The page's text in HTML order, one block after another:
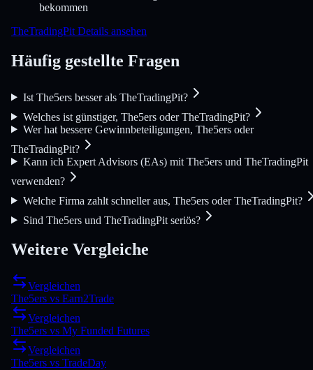
bekommen
TheTradingPit Details ansehen
Häufig gestellte Fragen
Ist The5ers besser als TheTradingPit?
Welches ist günstiger, The5ers oder TheTradingPit?
Wer hat bessere Gewinnbeteiligungen, The5ers oder
TheTradingPit?
Kann ich Expert Advisors (EAs) mit The5ers und TheTradingPit
verwenden?
Welche Firma zahlt schneller aus, The5ers oder TheTradingPit?
Sind The5ers und TheTradingPit seriös?
Weitere Vergleiche
Vergleichen
The5ers vs Earn2Trade
Vergleichen
The5ers vs My Funded Futures
Vergleichen
The5ers vs TradeDay